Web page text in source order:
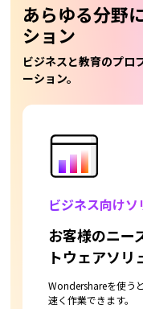
あらゆる分野
ション
ビジネスと教育のプロ
ーション。
ビジネス向け
お客様のニー
トウェアソリ
Wondershareを使う
速く作業できます。